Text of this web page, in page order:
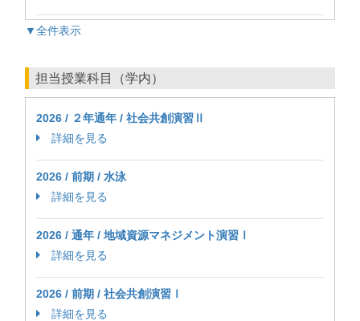
▼全件表示
担当授業科目（学内）
2026 / ２年通年 / 社会共創演習Ⅱ
詳細を見る
2026 / 前期 / 水泳
詳細を見る
2026 / 通年 / 地域資源マネジメント演習Ⅰ
詳細を見る
2026 / 前期 / 社会共創演習Ⅰ
詳細を見る